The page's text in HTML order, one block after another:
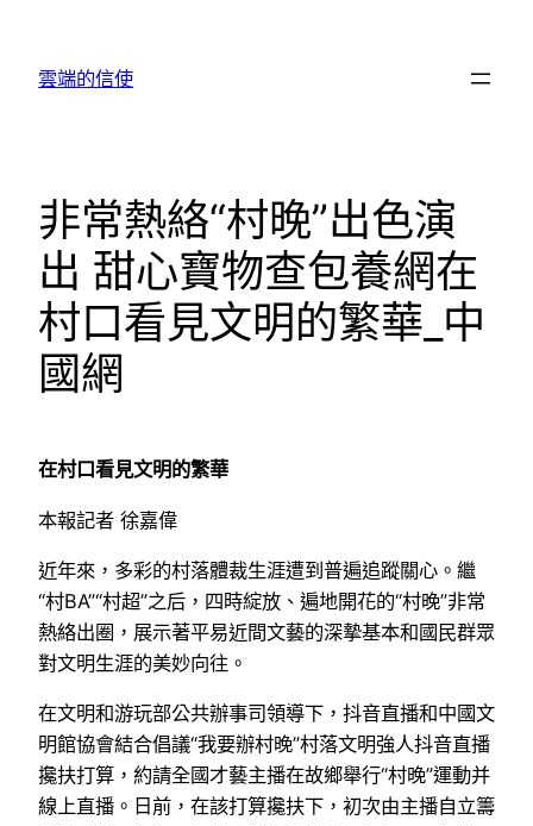
雲端的信使
非常熱絡“村晚”出色演
出 甜心寶物查包養網在
村口看見文明的繁華_中
國網
在村口看見文明的繁華
本報記者 徐嘉偉
近年來，多彩的村落體裁生涯遭到普遍追蹤關心。繼
“村BA”“村超”之后，四時綻放、遍地開花的“村晚”非常
熱絡出圈，展示著平易近間文藝的深摯基本和國民群眾
對文明生涯的美妙向往。
在文明和游玩部公共辦事司領導下，抖音直播和中國文
明館協會結合倡議“我要辦村晚”村落文明強人抖音直播
攙扶打算，約請全國才藝主播在故鄉舉行“村晚”運動并
線上直播。日前，在該打算攙扶下，初次由主播自立籌